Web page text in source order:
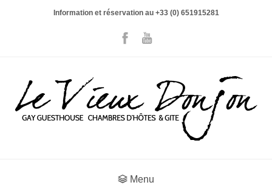
Information et réservation au +33 (0) 651915281
Menu